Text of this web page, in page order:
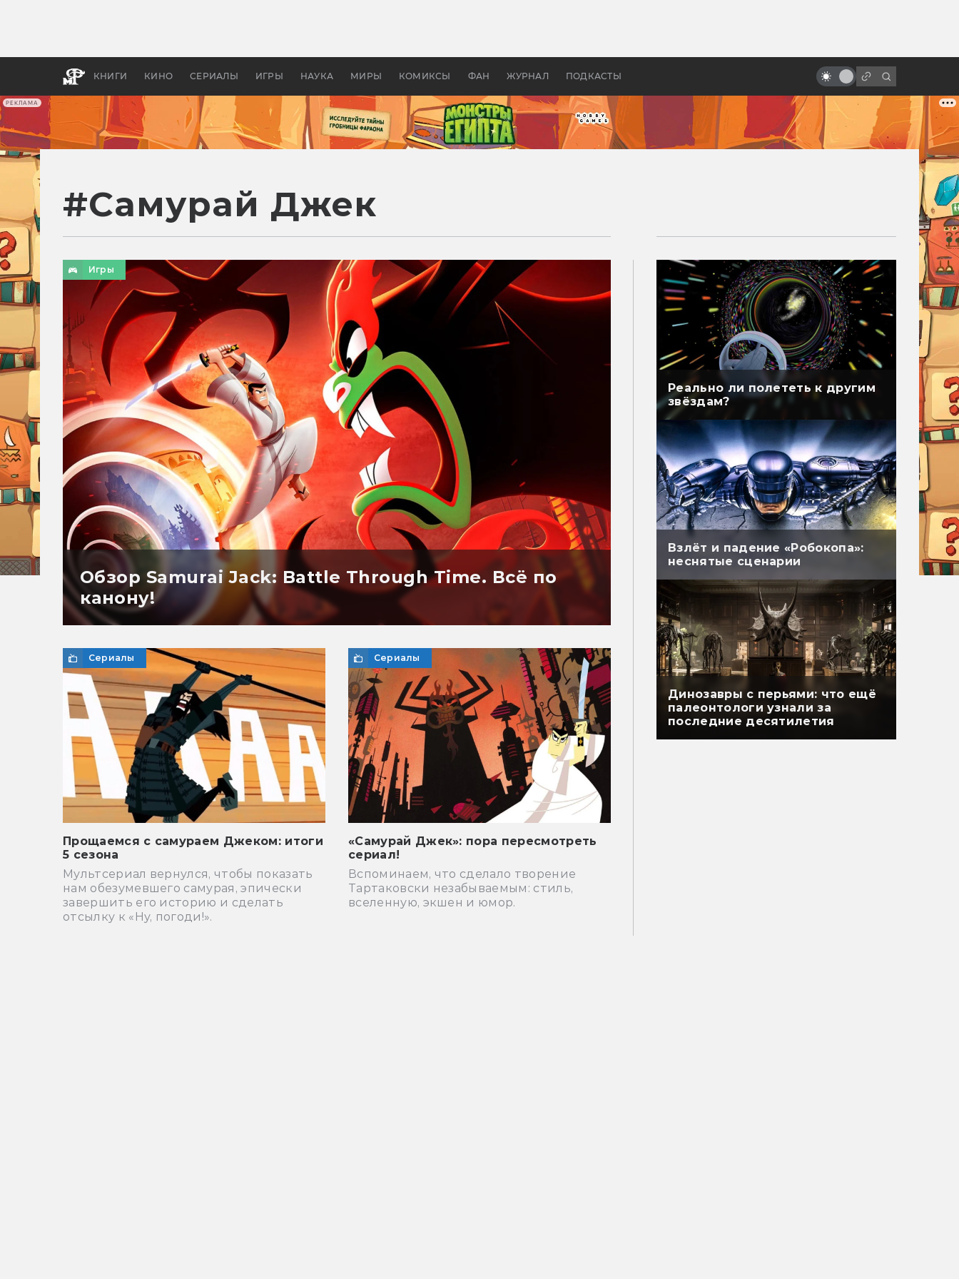
РЕКЛАМА
КНИГИ КИНО СЕРИАЛЫ ИГРЫ НАУКА МИРЫ КОМИКСЫ ФАН ЖУРНАЛ ПОДКАСТЫ
бы «Властелина колец»
Древней Грецией
фантастические фильмы
#Самурай Джек
Игры
Обзор Samurai Jack: Battle Through Time. Всё по
канону!
Сериалы
Прощаемся с самураем Джеком: итоги
5 сезона
Мультсериал вернулся, чтобы показать
нам обезумевшего самурая, эпически
завершить его историю и сделать
отсылку к «Ну, погоди!».
Сериалы
«Самурай Джек»: пора пересмотреть
сериал!
Вспоминаем, что сделало творение
Тартаковски незабываемым: стиль,
вселенную, экшен и юмор.
Реально ли полететь к другим
звёздам?
Взлёт и падение «Робокопа»:
неснятые сценарии
Динозавры с перьями: что ещё
палеонтологи узнали за
последние десятилетия